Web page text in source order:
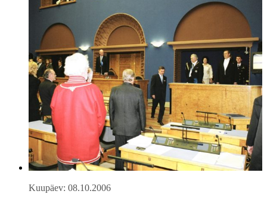
Kuupäev: 08.10.2006